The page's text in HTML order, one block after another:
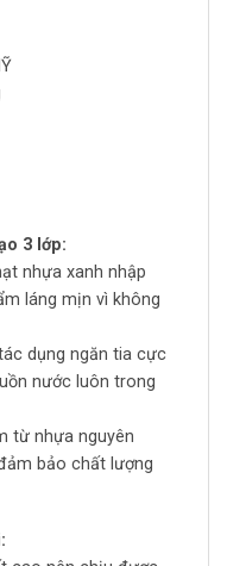
3 lớp:
nhựa xanh nhập
láng mịn vì không
dụng ngăn tia cực
nước luôn trong
từ nhựa nguyên
bảo chất lượng